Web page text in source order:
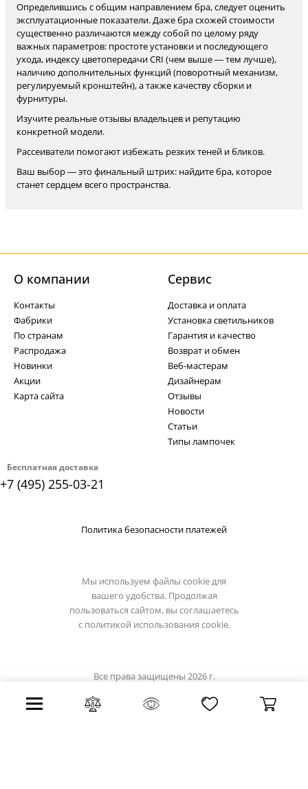
Определившись с общим направлением бра, следует оценить
эксплуатационные показатели. Даже бра схожей стоимости
существенно различаются между собой по целому ряду
важных параметров: простоте установки и последующего
ухода, индексу цветопередачи CRI (чем выше — тем лучше),
наличию дополнительных функций (поворотный механизм,
регулируемый кронштейн), а также качеству сборки и
фурнитуры.
Изучите реальные отзывы владельцев и репутацию
конкретной модели.
Рассеиватели помогают избежать резких теней и бликов.
Ваш выбор — это финальный штрих: найдите бра, которое
станет сердцем всего пространства.
Бесплатная доставка
+7 (495) 255-03-21
О компании
Контакты
Фабрики
По странам
Распродажа
Новинки
Акции
Карта сайта
Cервис
Доставка и оплата
Установка светильников
Гарантия и качество
Возврат и обмен
Веб-мастерам
Дизайнерам
Отзывы
Новости
Статьи
Типы лампочек
Политика безопасности платежей
Мы используем файлы cookie для
вашего удобства. Продолжая
пользоваться сайтом, вы соглашаетесь
с политикой использования cookie.
Все права защищены 2026 г.